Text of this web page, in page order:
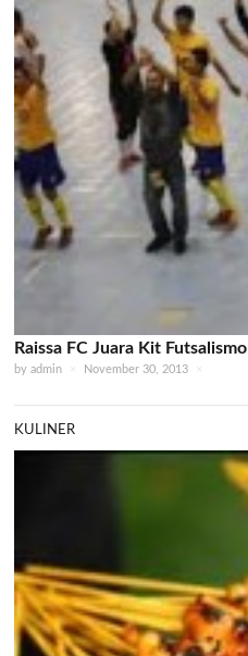
Raissa FC Juara Kit
byadmin × November 30, 2013 ×
KULINER